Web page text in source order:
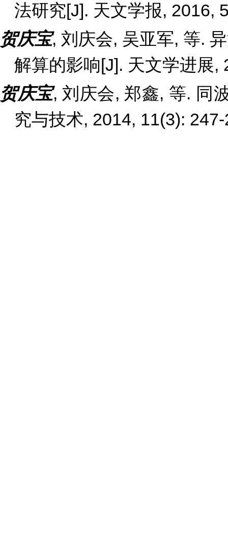
法研究[J]. 天文学报, 2016,
贺庆宝, 刘庆会, 吴亚军, 等.
解算的影响[J]. 天文学进展,
贺庆宝, 刘庆会, 郑鑫, 等. 同
究与技术, 2014, 11(3):